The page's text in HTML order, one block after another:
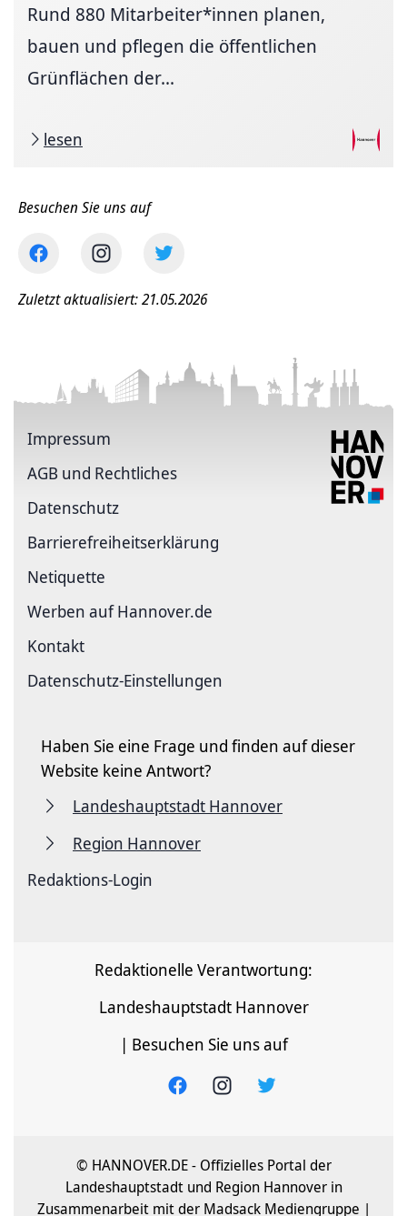
Rund 880 Mitarbeiter*innen planen,
bauen und pflegen die öffentlichen
Grünflächen der...
lesen
Besuchen Sie uns auf
Zuletzt aktualisiert: 21.05.2026
Impressum
AGB und Rechtliches
Datenschutz
Barriere­freiheits­erklärung
Netiquette
Werben auf Hannover.de
Kontakt
Datenschutz-Einstellungen
Haben Sie eine Frage und finden auf dieser
Website keine Antwort?
Landeshauptstadt Hannover
Region Hannover
Redaktions-Login
Redaktionelle Verantwortung:
Landeshauptstadt Hannover
| Besuchen Sie uns auf
© HANNOVER.DE - Offizielles Portal der
Landeshauptstadt und Region Hannover in
Zusammenarbeit mit der Madsack Mediengruppe |